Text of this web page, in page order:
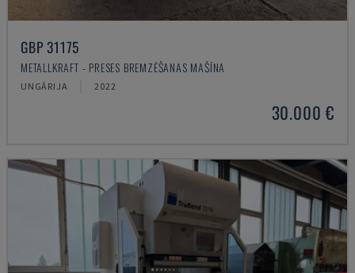
GBP 31175
METALLKRAFT - PRESES BREMZĒŠANAS MAŠĪNA
UNGĀRIJA 2022
30.000 €